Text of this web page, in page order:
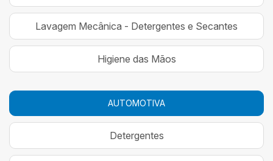
Lavagem Mecânica - Detergentes e Secantes
Higiene das Mãos
AUTOMOTIVA
Detergentes